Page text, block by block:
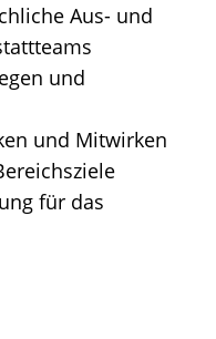
Aus- und
und
und Mitwirken
für das